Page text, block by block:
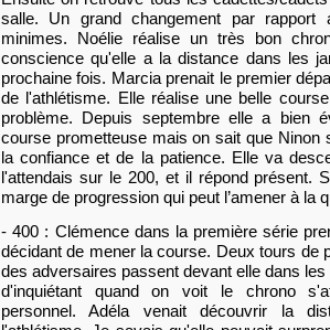
salle. Un grand changement par
minimes. Noélie réalise un très bon
conscience qu'elle a la distance dans les
prochaine fois. Marcia prenait le premier
de l'athlétisme. Elle réalise une belle
problème. Depuis septembre elle a bien
course prometteuse mais on sait que Ninon
la confiance et de la patience. Elle va
l'attendais sur le 200, et il répond présent.
marge de progression qui peut l’amener à la
- 400 : Clémence dans la première série
décidant de mener la course. Deux tours de
des adversaires passent devant elle dans
d'inquiétant quand on voit le chrono
personnel. Adéla venait découvrir la